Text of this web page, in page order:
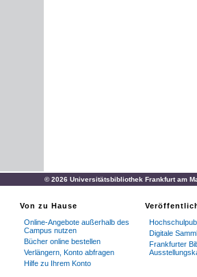
© 2026 Universitätsbibliothek Frankfurt am
Von zu Hause
Online-Angebote außerhalb des
Campus nutzen
Bücher online bestellen
Verlängern, Konto abfragen
Hilfe zu Ihrem Konto
Digitale
Frankfurter